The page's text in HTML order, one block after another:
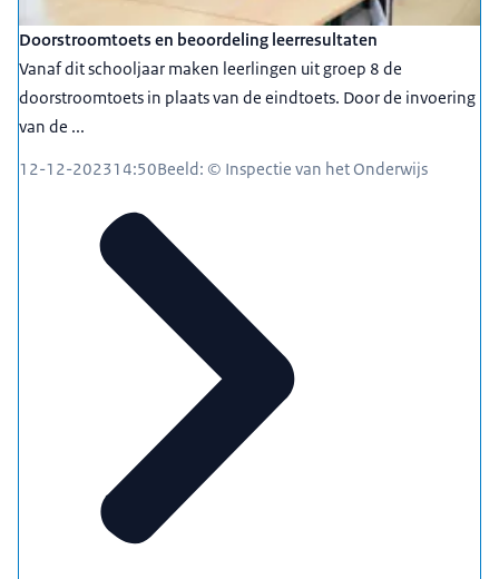
Doorstroomtoets en beoordeling leerresultaten
Vanaf dit schooljaar maken leerlingen uit groep 8 de
doorstroomtoets in plaats van de eindtoets. Door de invoering
van de ...
12-12-202314:50Beeld: © Inspectie van het Onderwijs